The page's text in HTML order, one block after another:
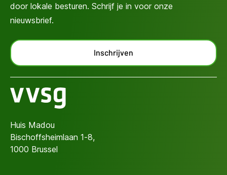
door lokale besturen. Schrijf je in voor onze
nieuwsbrief.
Inschrijven
Huis Madou
Bischoffsheimlaan 1-8,
1000 Brussel